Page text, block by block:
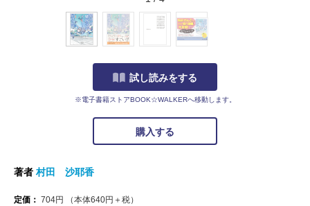
試し読みをする
※電子書籍ストアBOOK☆WALKERへ移動します。
購入する
著者 村田 沙耶香
定価： 704円 （本体640円＋税）